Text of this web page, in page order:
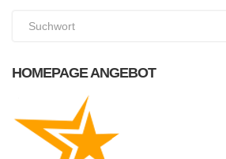
HOMEPAGE ANGEBOT